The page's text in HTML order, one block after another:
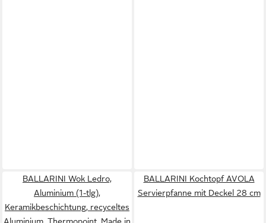
BALLARINI Wok Ledro,
Aluminium (1-tlg),
Keramikbeschichtung, recyceltes
BALLARINI Kochtopf AVOLA
Servierpfanne mit Deckel 28 cm